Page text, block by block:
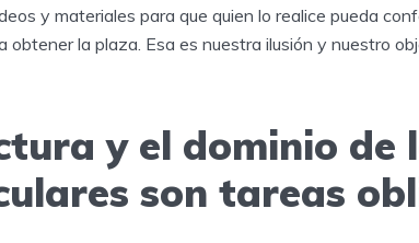
y materiales para que quien lo realice pueda
obtener la plaza. Esa es nuestra ilusión y nuestro
y el dominio de
son tareas